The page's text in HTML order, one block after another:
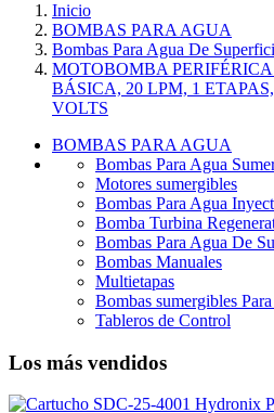
Inicio
BOMBAS PARA AGUA
Bombas Para Agua De
MOTOBOMBA
BÁSICA, 20 LPM, 1
VOLTS
BOMBAS PARA AGUA
Bombas Para Agua
Motores sumergibles
Bombas Para Agua
Bomba Turbina
Bombas Para Agua De
Bombas Manuales
Multietapas
Bombas sumergibles
Tableros de Control
Los más vendidos